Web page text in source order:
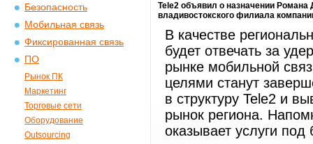
Безопасность
Мобильная связь
Фиксированная связь
ПО
Рынок ПК
Маркетинг
Торговые сети
Оборудование
Outsourcing
Tele2 объявил о назначении
владивостокского филиала
В качестве
будет отвечать за
рынке мобильной
целями станут
в структуру Tele2 и
рынок региона.
оказывает услуги